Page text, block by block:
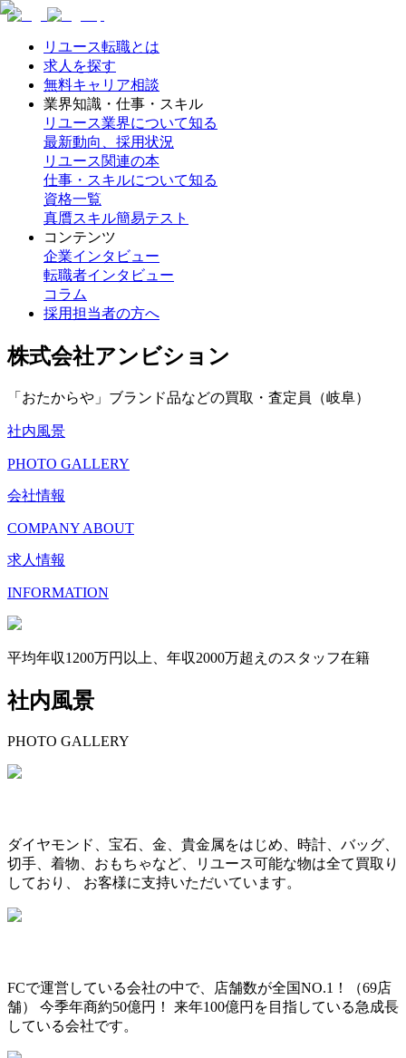
リユース転職とは
求人を探す
無料キャリア相談
業界知識・仕事・スキル
リユース業界について知る
最新動向、採用状況
リユース関連の本
仕事・スキルについて知る
資格一覧
真贋スキル簡易テスト
コンテンツ
企業インタビュー
転職者インタビュー
コラム
採用担当者の方へ
株式会社アンビション
「おたからや」ブランド品などの買取・査定員（岐阜）
社内風景
PHOTO GALLERY
会社情報
COMPANY ABOUT
求人情報
INFORMATION
平均年収1200万円以上、年収2000万超えのスタッフ在籍
社内風景
PHOTO GALLERY
ダイヤモンド、宝石、金、貴金属をはじめ、時計、バッグ、
切手、着物、おもちゃなど、リユース可能な物は全て買取り
しており、 お客様に支持いただいています。
FCで運営している会社の中で、店舗数が全国NO.1！（69店
舗） 今季年商約50億円！ 来年100億円を目指している急成長
している会社です。